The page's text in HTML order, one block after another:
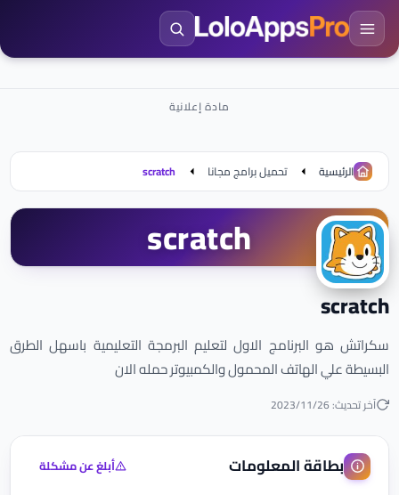
الرئيسية تحميل برامج مجانا scratch
scratch
scratch
سكراتش هو البرنامج الاول لتعليم البرمجة التعليمية باسهل الطرق
البسيطة علي الهاتف المحمول والكمبيوتر حمله الان
آخر تحديث: 2023/11/26
بطاقة المعلومات أبلغ عن مشكلة